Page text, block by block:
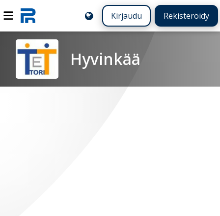
Kirjaudu Rekisteröidy
Hyvinkää